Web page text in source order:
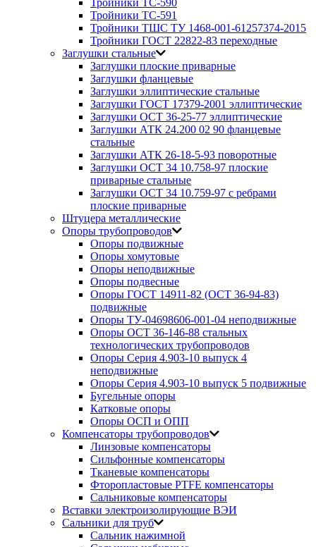
Тройники ТС-590
Тройники ТС-591
Тройники ТШС ТУ 1468-001-61257374-2015
Тройники ГОСТ 22822-83 переходные
Заглушки стальные
Заглушки плоские приварные
Заглушки фланцевые
Заглушки эллиптические стальные
Заглушки ГОСТ 17379-2001 эллиптические
Заглушки ОСТ 36-25-77 эллиптические
Заглушки АТК 24.200 02 90 фланцевые
стальные
Заглушки АТК 26-18-5-93 поворотные
Заглушки ОСТ 34 10.758-97 плоские
приварные стальные
Заглушки ОСТ 34 10.759-97 с ребрами
плоские приварные
Штуцера металлические
Опоры трубопроводов
Опоры подвижные
Опоры хомутовые
Опоры неподвижные
Опоры подвесные
Опоры ГОСТ 14911-82 (ОСТ 36-94-83)
подвижные
Опоры ТУ-04698606-001-04 неподвижные
Опоры ОСТ 36-146-88 стальных
технологических трубопроводов
Опоры Серия 4.903-10 выпуск 4
неподвижные
Опоры Серия 4.903-10 выпуск 5 подвижные
Бугельные опоры
Катковые опоры
Опоры ОСП и ОПП
Компенсаторы трубопроводов
Линзовые компенсаторы
Сильфонные компенсаторы
Тканевые компенсаторы
Фторопластовые PTFE компенсаторы
Сальниковые компенсаторы
Вставки электроизолирующие ВЭИ
Сальники для труб
Сальник нажимной